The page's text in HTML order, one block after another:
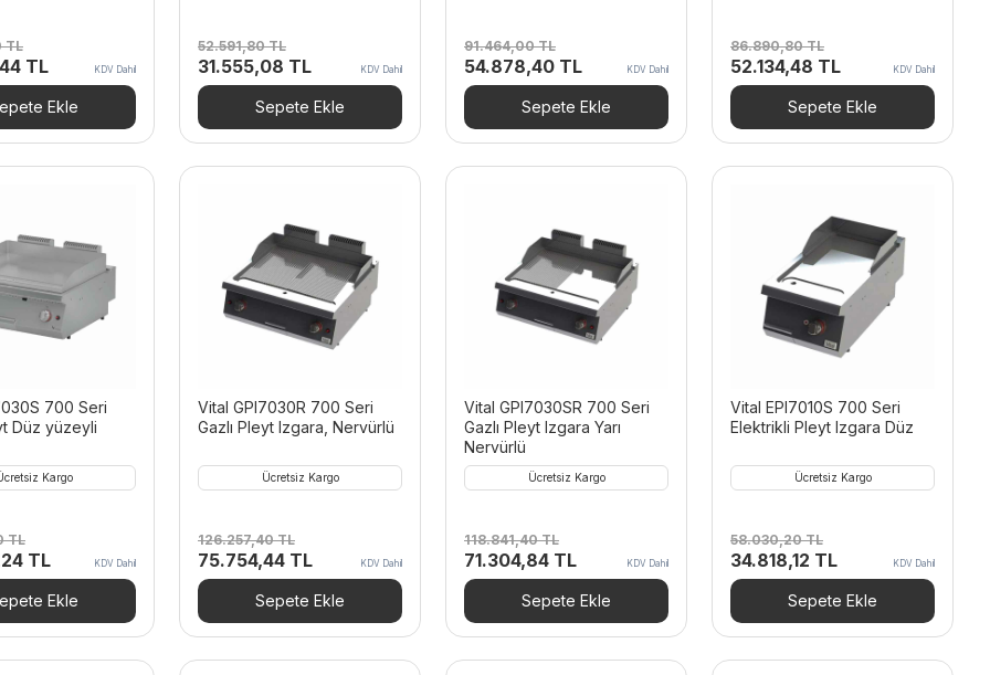
TL
TL.
TLŞu
andaki
fiyat:
50.725,44 TL.
KDV Dahil
Ekle
52.591,80TL
Orijinal
fiyat:
52.591,80 TL.
31.555,08 TLŞu
andaki
fiyat:
31.555,08 TL.
KDV Dahil
Sepete Ekle
91.464,00TL
Orijinal
fiyat:
91.464,00 TL.
54.878,40 TLŞu
andaki
fiyat:
54.878,40 TL.
KDV Dahil
Sepete Ekle
86.890,80TL
Orijinal
fiyat:
86.890,80 TL.
52.134,48 TLŞu
andaki
fiyat:
52.134,48 TL.
KDV Dahil
Sepete Ekle
700 Seri
Düz yüzeyli
Kargo
TL
TL.
TLŞu
andaki
fiyat:
66.855,24 TL.
KDV Dahil
Ekle
Vital GPI7030R 700 Seri
Gazlı Pleyt Izgara, Nervürlü
Ücretsiz Kargo
126.257,40TL
Orijinal
fiyat:
126.257,40 TL.
75.754,44 TLŞu
andaki
fiyat:
75.754,44 TL.
KDV Dahil
Sepete Ekle
Vital GPI7030SR 700 Seri
Gazlı Pleyt Izgara Yarı
Nervürlü
Ücretsiz Kargo
118.841,40TL
Orijinal
fiyat:
118.841,40 TL.
71.304,84 TLŞu
andaki
fiyat:
71.304,84 TL.
KDV Dahil
Sepete Ekle
Vital EPI7010S 700 Seri
Elektrikli Pleyt Izgara Düz
Ücretsiz Kargo
58.030,20TL
Orijinal
fiyat:
58.030,20 TL.
34.818,12 TLŞu
andaki
fiyat:
34.818,12 TL.
KDV Dahil
Sepete Ekle